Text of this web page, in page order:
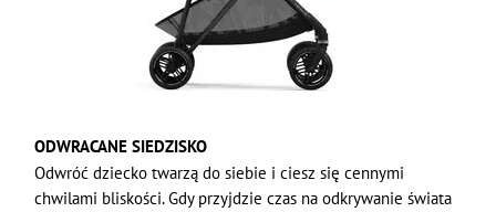
ODWRACANE SIEDZISKO
Odwróć dziecko twarzą do siebie i ciesz się cennymi
chwilami bliskości. Gdy przyjdzie czas na odkrywanie świata